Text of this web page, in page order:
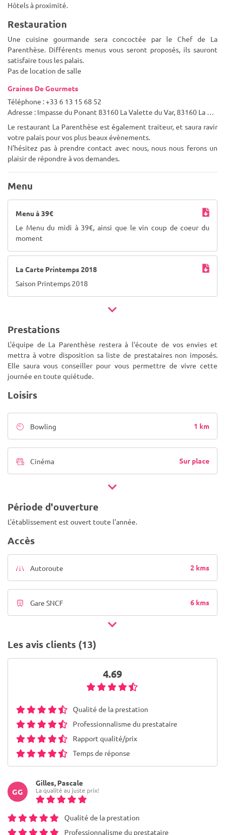
Hôtels à proximité.
Restauration
Une cuisine gourmande sera concoctée par le Chef de La
Parenthèse. Différents menus vous seront proposés, ils sauront
satisfaire tous les palais.
Pas de location de salle
Graines De Gourmets
Téléphone : +33 6 13 15 68 52
Adresse : Impasse du Ponant 83160 La Valette du Var, 83160 La Valette-du-Var
Le restaurant La Parenthèse est également traiteur, et saura ravir
votre palais pour vos plus beaux évènements.
N'hésitez pas à prendre contact avec nous, nous nous ferons un
plaisir de répondre à vos demandes.
Menu
Menu à 39€
Le Menu du midi à 39€, ainsi que le vin coup de coeur du
moment
La Carte Printemps 2018
Saison Printemps 2018
Prestations
L'équipe de La Parenthèse restera à l'écoute de vos envies et
mettra à votre disposition sa liste de prestataires non imposés.
Elle saura vous conseiller pour vous permettre de vivre cette
journée en toute quiétude.
Loisirs
Bowling 1 km
Cinéma Sur place
Période d'ouverture
L'établissement est ouvert toute l'année.
Accès
Autoroute 2 kms
Gare SNCF 6 kms
Les avis clients (13)
4.69
Qualité de la prestation
Professionnalisme du prestataire
Rapport qualité/prix
Temps de réponse
GG
Gilles, Pascale
La qualité au juste prix!
Qualité de la prestation
Professionnalisme du prestataire